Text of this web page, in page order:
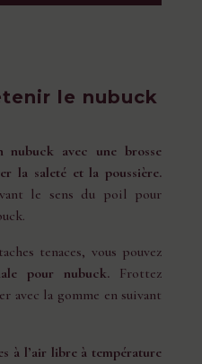
le nubuck
nubuck avec une brosse
la saleté et la poussière.
le sens du poil pour
tenaces, vous pouvez
pour nubuck. Frottez
avec la gomme en suivant
à l’air libre à température